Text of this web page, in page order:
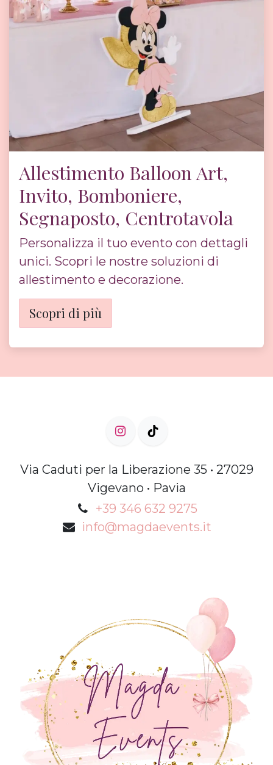
Allestimento Balloon Art,
Invito, Bomboniere,
Segnaposto, Centrotavola
Personalizza il tuo evento con dettagli
unici. Scopri le nostre soluzioni di
allestimento e decorazione.
Scopri di più
Via Caduti per la Liberazione 35 • 27029
Vigevano • Pavia
+39 346 632 9275
info@magdaevents.it